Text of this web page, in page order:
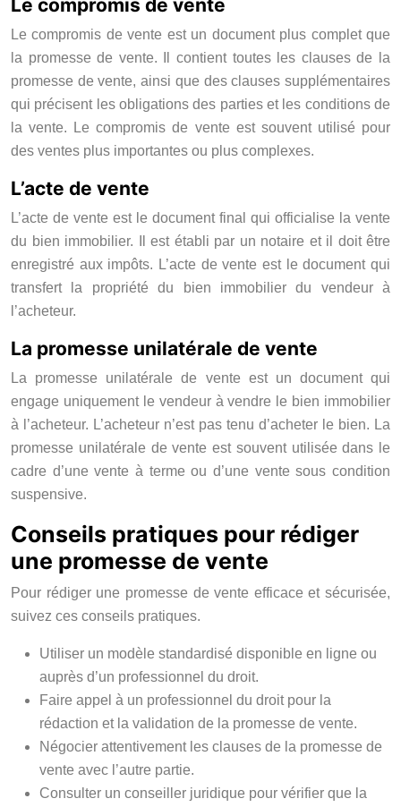
Le compromis de vente
Le compromis de vente est un document plus complet que
la promesse de vente. Il contient toutes les clauses de la
promesse de vente, ainsi que des clauses supplémentaires
qui précisent les obligations des parties et les conditions de
la vente. Le compromis de vente est souvent utilisé pour
des ventes plus importantes ou plus complexes.
L’acte de vente
L’acte de vente est le document final qui officialise la vente
du bien immobilier. Il est établi par un notaire et il doit être
enregistré aux impôts. L’acte de vente est le document qui
transfert la propriété du bien immobilier du vendeur à
l’acheteur.
La promesse unilatérale de vente
La promesse unilatérale de vente est un document qui
engage uniquement le vendeur à vendre le bien immobilier
à l’acheteur. L’acheteur n’est pas tenu d’acheter le bien. La
promesse unilatérale de vente est souvent utilisée dans le
cadre d’une vente à terme ou d’une vente sous condition
suspensive.
Conseils pratiques pour rédiger
une promesse de vente
Pour rédiger une promesse de vente efficace et sécurisée,
suivez ces conseils pratiques.
Utiliser un modèle standardisé disponible en ligne ou
auprès d’un professionnel du droit.
Faire appel à un professionnel du droit pour la
rédaction et la validation de la promesse de vente.
Négocier attentivement les clauses de la promesse de
vente avec l’autre partie.
Consulter un conseiller juridique pour vérifier que la